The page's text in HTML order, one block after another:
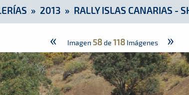
» 2013 » RALLY ISLAS CANARIAS -
« Imagen 58de 118Imágenes »